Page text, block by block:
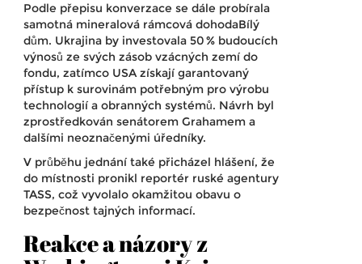
Podle přepisu konverzace se dále probírala
samotná mineralová rámcová dohodaBílý
dům. Ukrajina by investovala 50 % budoucích
výnosů ze svých zásob vzácných zemí do
fondu, zatímco USA získají garantovaný
přístup k surovinám potřebným pro výrobu
technologií a obranných systémů. Návrh byl
zprostředkován senátorem Grahamem a
dalšími neoznačenými úředníky.
V průběhu jednání také přicházel hlášení, že
do místnosti pronikl reportér ruské agentury
TASS, což vyvolalo okamžitou obavu o
bezpečnost tajných informací.
Reakce a názory z